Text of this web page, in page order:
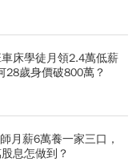
床學徒月領2.4萬低薪
28歲身價破800萬？
月薪6萬養一家三口，
息怎做到？